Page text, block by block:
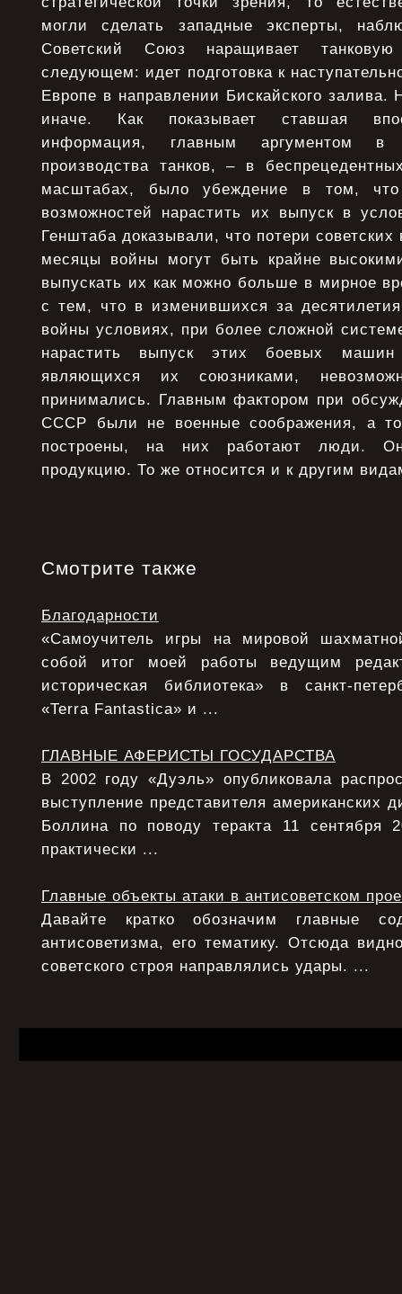
могли сделать западные эксперты,
Советский Союз наращивает
следующем: идет подготовка к
Европе в направлении Бискайского залива.
иначе. Как показывает ставшая
информация, главным аргументом в
производства танков, – в
масштабах, было убеждение в том,
возможностей нарастить их выпуск в
Генштаба доказывали, что потери советских
месяцы войны могут быть крайне
выпускать их как можно больше в мирное
с тем, что в изменившихся за
войны условиях, при более сложной
нарастить выпуск этих боевых
являющихся их союзниками,
принимались. Главным фактором при
СССР были не военные соображения, а
построены, на них работают люди.
продукцию. То же относится и к другим
Смотрите также
Благодарности
«Самоучитель игры на мировой
собой итог моей работы ведущим
историческая библиотека» в санкт-
«Terra Fantastica» и ...
ГЛАВНЫЕ АФЕРИСТЫ ГОСУДАРСТВА
В 2002 году «Дуэль» опубликовала
выступление представителя американских
Боллина по поводу теракта 11
практически ...
Главные объекты атаки в антисоветском
Давайте кратко обозначим главные
антисоветизма, его тематику. Отсюда
советского строя направлялись удары. ...